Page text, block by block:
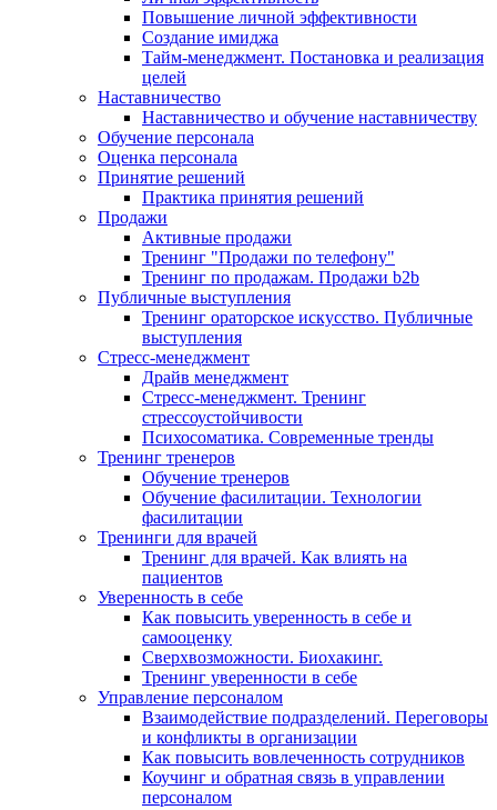
Повышение личной эффективности
Создание имиджа
Тайм-менеджмент. Постановка и реализация
целей
Наставничество
Наставничество и обучение наставничеству
Обучение персонала
Оценка персонала
Принятие решений
Практика принятия решений
Продажи
Активные продажи
Тренинг "Продажи по телефону"
Тренинг по продажам. Продажи b2b
Публичные выступления
Тренинг ораторское искусство. Публичные
выступления
Стресс-менеджмент
Драйв менеджмент
Стресс-менеджмент. Тренинг
стрессоустойчивости
Психосоматика. Современные тренды
Тренинг тренеров
Обучение тренеров
Обучение фасилитации. Технологии
фасилитации
Тренинги для врачей
Тренинг для врачей. Как влиять на
пациентов
Уверенность в себе
Как повысить уверенность в себе и
самооценку
Сверхвозможности. Биохакинг.
Тренинг уверенности в себе
Управление персоналом
Взаимодействие подразделений. Переговоры
и конфликты в организации
Как повысить вовлеченность сотрудников
Коучинг и обратная связь в управлении
персоналом